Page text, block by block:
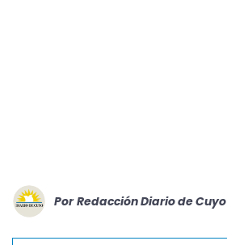
Por Redacción Diario de Cuyo